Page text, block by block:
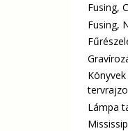
Fusing,
Fusing,
Lámpa